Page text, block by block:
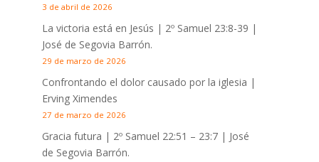
3 de abril de 2026
La victoria está en Jesús | 2º Samuel 23:8-39 |
José de Segovia Barrón.
29 de marzo de 2026
Confrontando el dolor causado por la iglesia |
Erving Ximendes
27 de marzo de 2026
Gracia futura | 2º Samuel 22:51 – 23:7| José
de Segovia Barrón.